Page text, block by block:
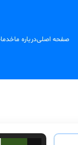
صفحه اصلیدرباره ما